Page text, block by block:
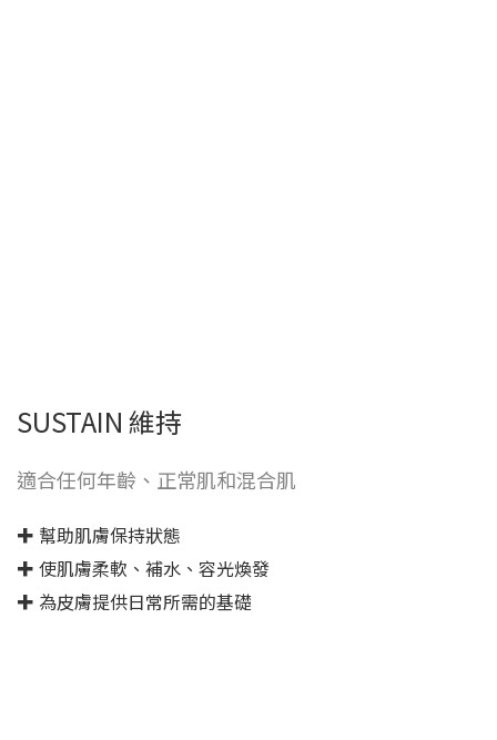
SUSTAIN 維持
適合任何年齡、正常肌和混合肌
✚ 幫助肌膚保持狀態
✚ 使肌膚柔軟、補水、容光煥發
✚ 為皮膚提供日常所需的基礎